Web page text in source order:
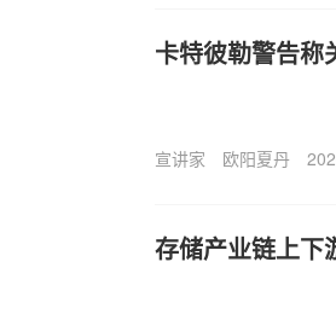
卡特彼勒警告称
宣讲家 欧阳夏丹
存储产业链上下